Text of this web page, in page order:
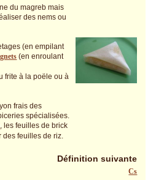
du magreb mais
des nems ou
(en empilant
(en enroulant
frite à la poële ou à
frais des
spécialisées.
, les feuilles de brick
des feuilles de riz.
Définition suivante
Cs